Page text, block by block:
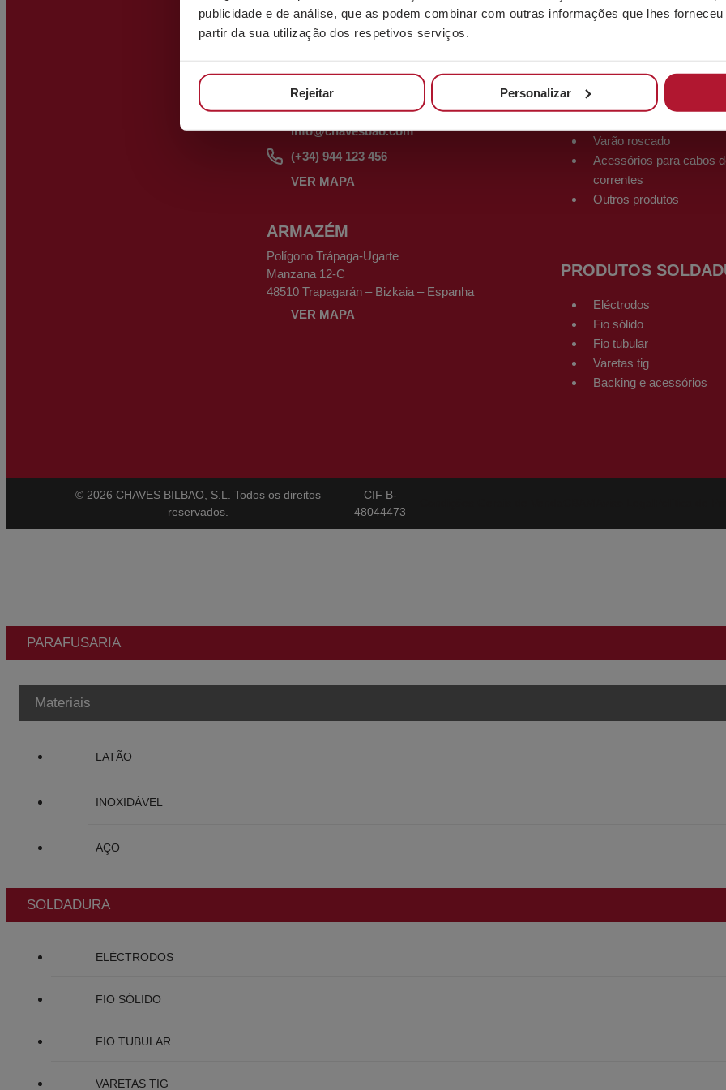
publicidade e de análise, que as podem combinar com outras informações que lhes
partir da sua utilização dos respetivos serviços.
Rejeitar Personalizar
C/ Bizkargi, 6
Polígono Industrial Sarrikola
48195 Larrabetzu – Bizkaia – Espanha
info@chavesbao.com
(+34) 944 123 456
VER MAPA
ARMAZÉM
Polígono Trápaga-Ugarte
Manzana 12-C
48510 Trapagarán – Bizkaia – Espanha
VER MAPA
Varão roscado
Acessórios para cabos
correntes
Outros produtos
PRODUTOS
Eléctrodos
Fio sólido
Fio tubular
Varetas tig
Backing e acessórios
© 2026 CHAVES BILBAO, S.L. Todos os direitos
reservados.
CIF B-
48044473
PARAFUSARIA
Materiais
LATÃO
INOXIDÁVEL
AÇO
SOLDADURA
ELÉCTRODOS
FIO SÓLIDO
FIO TUBULAR
VARETAS TIG